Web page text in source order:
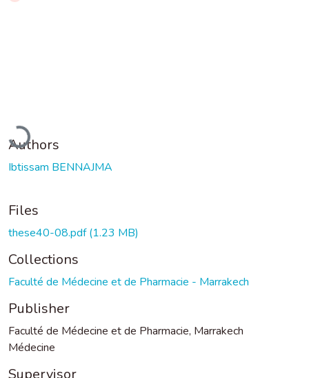
Authors
Ibtissam BENNAJMA
Files
these40-08.pdf(1.23 MB)
Collections
Faculté de Médecine et de Pharmacie - Marrakech
Publisher
Faculté de Médecine et de Pharmacie, Marrakech
Médecine
Supervisor